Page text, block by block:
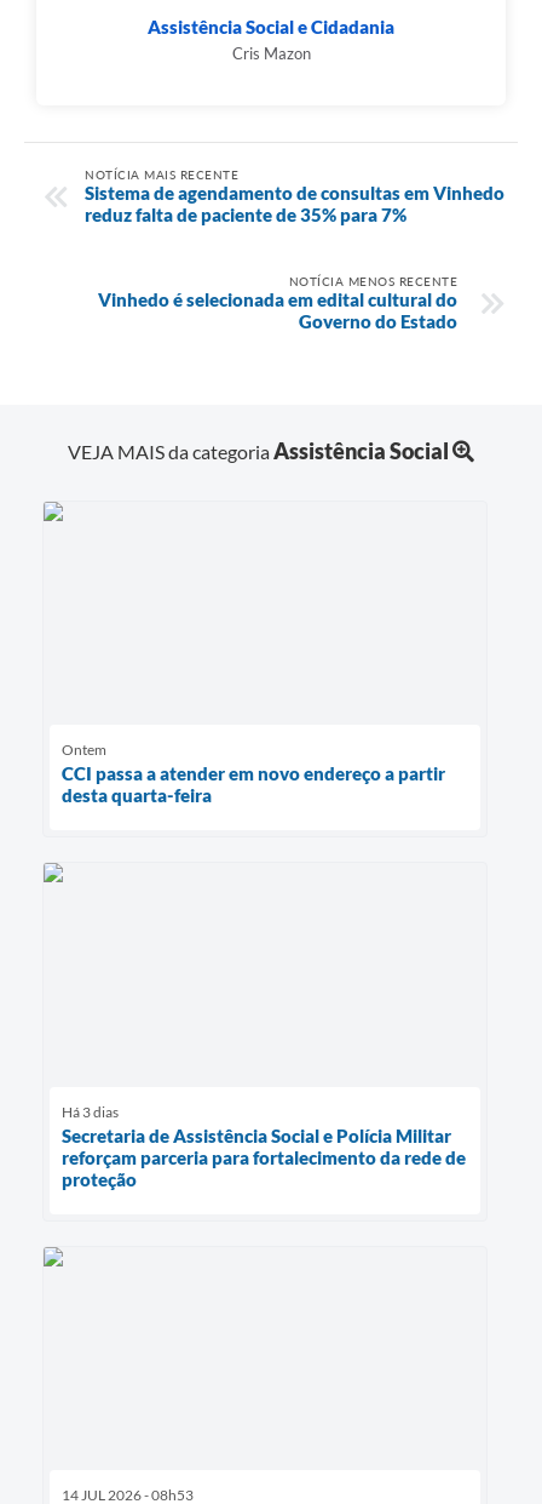
Assistência Social e Cidadania
Cris Mazon
NOTÍCIA MAIS RECENTE
Sistema de agendamento de consultas em Vinhedo
reduz falta de paciente de 35% para 7%
NOTÍCIA MENOS RECENTE
Vinhedo é selecionada em edital cultural do
Governo do Estado
VEJA MAIS da categoriaAssistência Social
Ontem
CCI passa a atender em novo endereço a partir
desta quarta-feira
Há 3 dias
Secretaria de Assistência Social e Polícia Militar
reforçam parceria para fortalecimento da rede de
proteção
14 JUL 2026 - 08h53